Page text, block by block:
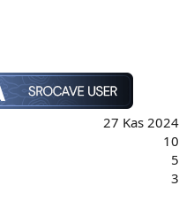
27 Kas 2024
10
5
3